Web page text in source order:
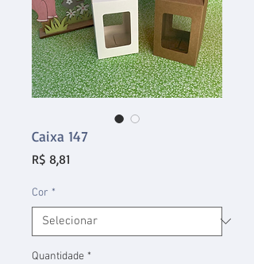
Caixa 147
R$ 8,81
Cor *
Quantidade *